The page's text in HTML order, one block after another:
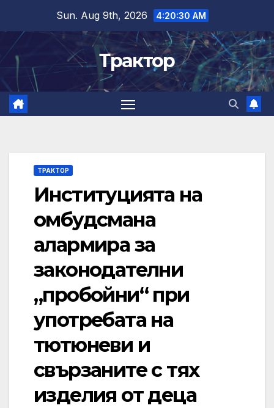
content
Sun. Aug 9th, 2026 4:20:31 AM
Трактор
ТРАКТОР
Институцията на
омбудсмана
алармира за
законодателни
„пробойни“ при
употребата на
тютюневи и
свързаните с тях
изделия от деца